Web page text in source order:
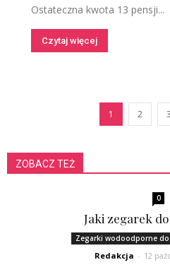
Ostateczna kwota 13 pensji...
Czytaj więcej
1 2 3
ZOBACZ TEŻ
0
Jaki zegarek
Zegarki wodoodporne do
Redakcja - 12